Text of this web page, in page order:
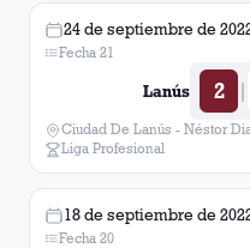
Montevideo Wanderers
Vélez Sarsfield
Nueva Chicago
24 de septiembre de
Fecha 21
Lanús 2 |
Ciudad De Lanús - Néstor
Liga Profesional
18 de septiembre de
Fecha 20